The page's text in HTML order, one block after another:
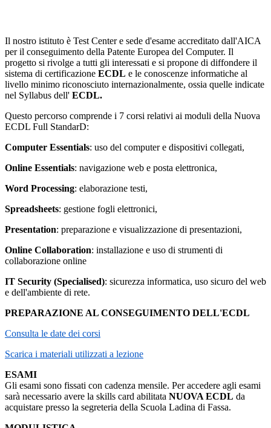
Il nostro istituto è Test Center e sede d'esame accreditato dall'AICA
per il conseguimento della Patente Europea del Computer. Il
progetto si rivolge a tutti gli interessati e si propone di diffondere il
sistema di certificazione ECDL e le conoscenze informatiche al
livello minimo riconosciuto internazionalmente, ossia quelle indicate
nel Syllabus dell' ECDL.
Questo percorso comprende i 7 corsi relativi ai moduli della Nuova
ECDL Full StandarD:
Computer Essentials: uso del computer e dispositivi collegati,
Online Essentials: navigazione web e posta elettronica,
Word Processing: elaborazione testi,
Spreadsheets: gestione fogli elettronici,
Presentation: preparazione e visualizzazione di presentazioni,
Online Collaboration: installazione e uso di strumenti di
collaborazione online
IT Security (Specialised): sicurezza informatica, uso sicuro del web
e dell'ambiente di rete.
PREPARAZIONE AL CONSEGUIMENTO DELL'ECDL
Consulta le date dei corsi
Scarica i materiali utilizzati a lezione
ESAMI
Gli esami sono fissati con cadenza mensile. Per accedere agli esami
sarà necessario avere la skills card abilitata NUOVA ECDL da
acquistare presso la segreteria della Scuola Ladina di Fassa.